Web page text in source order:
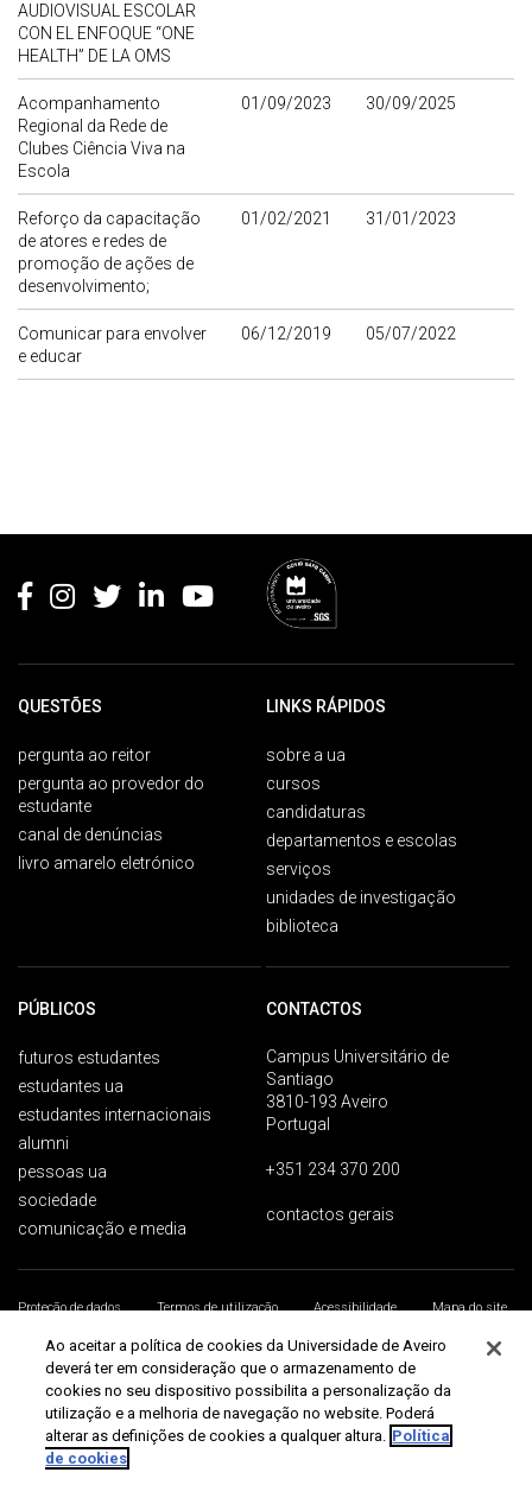
AUDIOVISUAL ESCOLAR
CON EL ENFOQUE “ONE
HEALTH” DE LA OMS
Acompanhamento
Regional da Rede de
Clubes Ciência Viva na
Escola
01/09/2023 30/09/2025
Reforço da capacitação
de atores e redes de
promoção de ações de
desenvolvimento;
01/02/2021 31/01/2023
Comunicar para envolver
e educar
06/12/2019 05/07/2022
QUESTÕES
pergunta ao reitor
pergunta ao provedor do
estudante
canal de denúncias
livro amarelo eletrónico
LINKS RÁPIDOS
sobre a ua
cursos
candidaturas
departamentos e escolas
serviços
unidades de investigação
biblioteca
PÚBLICOS
futuros estudantes
estudantes ua
estudantes internacionais
alumni
pessoas ua
sociedade
comunicação e media
CONTACTOS
Campus Universitário de
Santiago
3810-193 Aveiro
Portugal
+351 234 370 200
contactos gerais
Proteção de dados Termos de utilização Acessibilidade
Mapa do site
Universidade de Aveiro 2026
Ao aceitar a política de cookies da Universidade de Aveiro
deverá ter em consideração que o armazenamento de
cookies no seu dispositivo possibilita a personalização da
utilização e a melhoria de navegação no website. Poderá
alterar as definições de cookies a qualquer altura. Política
de cookies